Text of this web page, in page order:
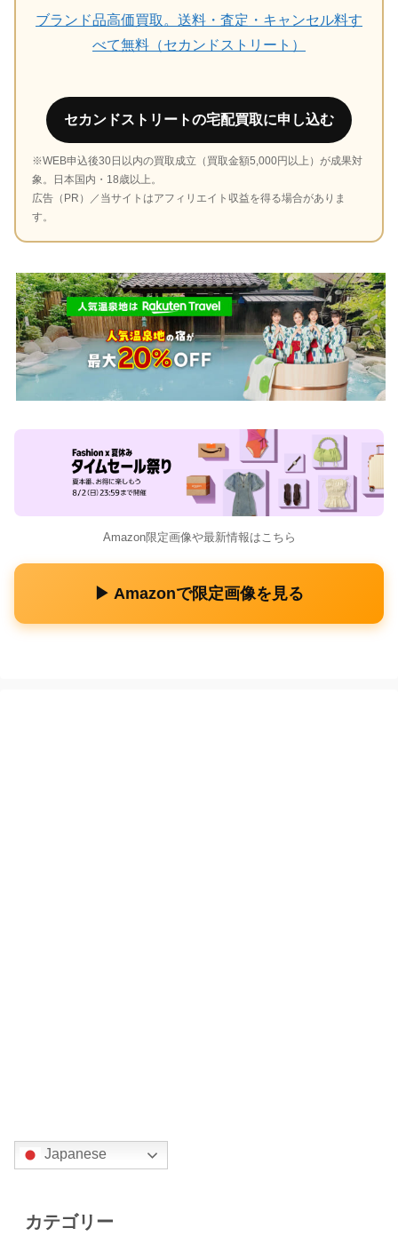
ブランド品高価買取。送料・査定・キャンセル料す
べて無料（セカンドストリート）
セカンドストリートの宅配買取に申し込む
※WEB申込後30日以内の買取成立（買取金額5,000円以上）が成果対
象。日本国内・18歳以上。
広告（PR）／当サイトはアフィリエイト収益を得る場合がありま
す。
Amazon限定画像や最新情報はこちら
▶ Amazonで限定画像を見る
Japanese
カテゴリー